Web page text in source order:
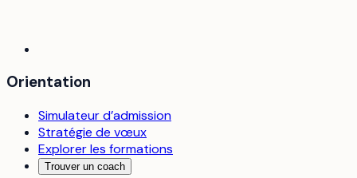
Orientation
Simulateur d’admission
Stratégie de vœux
Explorer les formations
Trouver un coach